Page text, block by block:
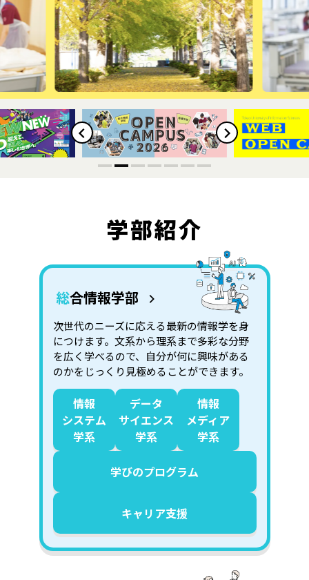
学部紹介
総合情報学部
次世代のニーズに応える最新の情報学を身
につけます。文系から理系まで多彩な分野
を広く学べるので、自分が何に興味がある
のかをじっくり見極めることができます。
情報
システム
学系
データ
サイエンス
学系
情報
メディア
学系
学びのプログラム
キャリア支援